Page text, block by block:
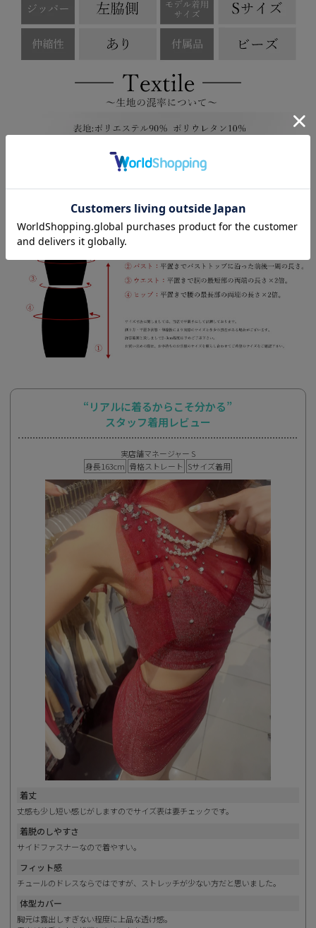
“リアルに着るからこそ分かる”
スタッフ着用レビュー
実店舗マネージャー S
身長163cm 骨格ストレート Sサイズ着用
着丈
丈感も少し短い感じがしますのでサイズ表は要チェックです。
着脱のしやすさ
サイドファスナーなので着やすい。
フィット感
チュールのドレスならではですが、ストレッチが少ない方だと思いました。
体型カバー
胸元は露出しすぎない程度に上品な透け感。